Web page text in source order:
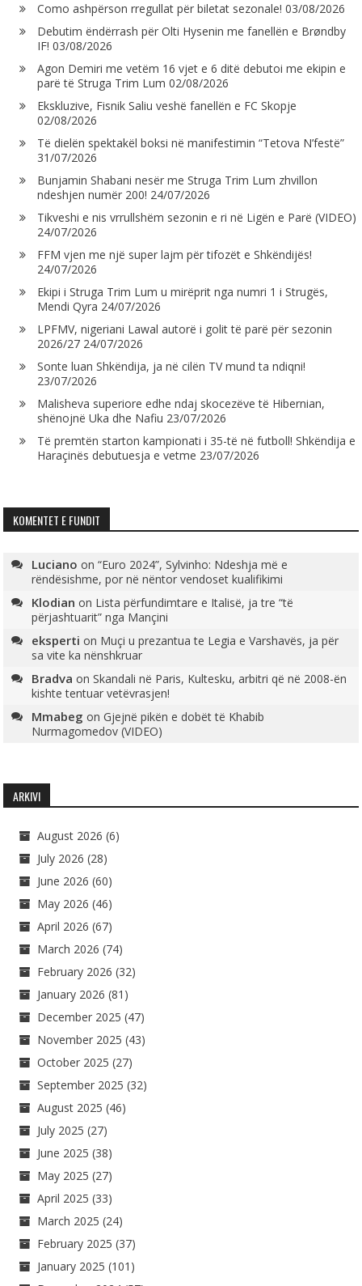
Como ashpërson rregullat për biletat sezonale! 03/08/2026
Debutim ëndërrash për Olti Hysenin me fanellën e Brøndby
IF! 03/08/2026
Agon Demiri me vetëm 16 vjet e 6 ditë debutoi me ekipin e
parë të Struga Trim Lum 02/08/2026
Ekskluzive, Fisnik Saliu veshë fanellën e FC Skopje
02/08/2026
Të dielën spektakël boksi në manifestimin “Tetova N’festë”
31/07/2026
Bunjamin Shabani nesër me Struga Trim Lum zhvillon
ndeshjen numër 200! 24/07/2026
Tikveshi e nis vrrullshëm sezonin e ri në Ligën e Parë (VIDEO)
24/07/2026
FFM vjen me një super lajm për tifozët e Shkëndijës!
24/07/2026
Ekipi i Struga Trim Lum u mirëprit nga numri 1 i Strugës,
Mendi Qyra 24/07/2026
LPFMV, nigeriani Lawal autorë i golit të parë për sezonin
2026/27 24/07/2026
Sonte luan Shkëndija, ja në cilën TV mund ta ndiqni!
23/07/2026
Malisheva superiore edhe ndaj skocezëve të Hibernian,
shënojnë Uka dhe Nafiu 23/07/2026
Të premtën starton kampionati i 35-të në futboll! Shkëndija e
Haraçinës debutuesja e vetme 23/07/2026
KOMENTET E FUNDIT
Luciano on“Euro 2024”, Sylvinho: Ndeshja më e
rëndësishme, por në nëntor vendoset kualifikimi
Klodian on Lista përfundimtare e Italisë, ja tre “të
përjashtuarit” nga Mançini
eksperti on Muçi u prezantua te Legia e Varshavës, ja për
sa vite ka nënshkruar
Bradva onSkandali në Paris, Kultesku, arbitri që në 2008-ën
kishte tentuar vetëvrasjen!
Mmabeg onGjejnë pikën e dobët të Khabib
Nurmagomedov (VIDEO)
ARKIVI
August 2026 (6)
July 2026 (28)
June 2026 (60)
May 2026 (46)
April 2026 (67)
March 2026 (74)
February 2026 (32)
January 2026 (81)
December 2025 (47)
November 2025 (43)
October 2025 (27)
September 2025 (32)
August 2025 (46)
July 2025 (27)
June 2025 (38)
May 2025 (27)
April 2025 (33)
March 2025 (24)
February 2025 (37)
January 2025 (101)